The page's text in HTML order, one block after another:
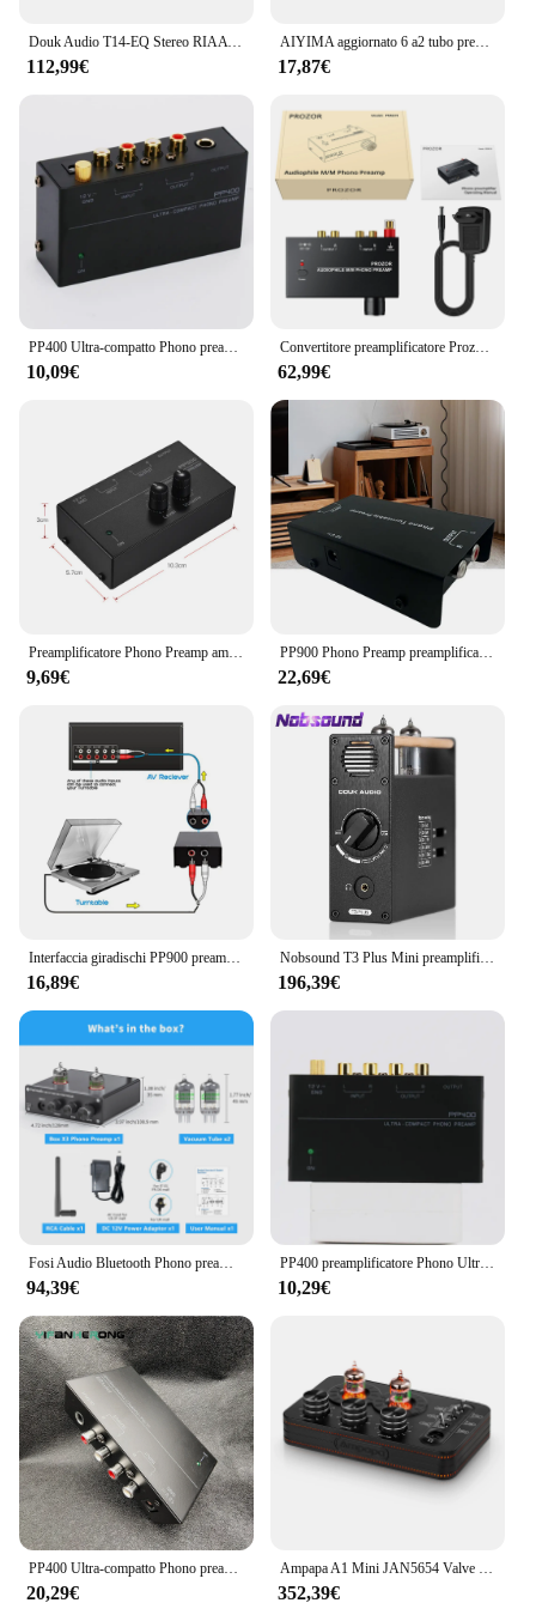
Douk Audio T14-EQ Stereo RIAA MM/MC Phono Stage Preamp Home giradischi preamplificatore con amplificatore per cuffie da 3.5mm
112,99€
AIYIMA aggiornato 6 a2 tubo preamplificatore amplificatori HiFi Preamp Bile Buffer amplificatore Audio amplificatore Audio Home Theater fai da te
17,87€
PP400 Ultra-compatto Phono preamplificatore Home Mini amplificatore Audio con interfaccia RCA per altoparlanti amplificatore tubo giradischi
10,09€
Convertitore preamplificatore Prozor Phono audiofilo M/M preamplificatore Phono con controllo del livello 2 ingresso e uscita RCA per AK-750S
62,99€
9,69€
PP900 Phono Preamp preamplificatore Ultra-compatto uscita ingresso RCA preamplificatore segnale collegare ricevitore amplificatore Mixer
22,69€
16,89€
Nobsound T3 Plus Mini preamplificatore per tubo a vuoto MM / MC Phono Stage per giradischi preamplificatore amplificatore per cuffie da tavolo
196,39€
94,39€
PP400 preamplificatore Phono Ultra-compatto con supporto RCA da 1/4 di pollice interfacce TRS preamplificatore Phono preamplificatore
10,29€
20,29€ 352,39€